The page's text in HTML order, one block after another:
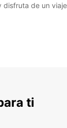
disfruta de un
ti